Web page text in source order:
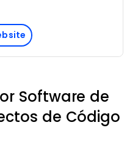
Software de
de Código